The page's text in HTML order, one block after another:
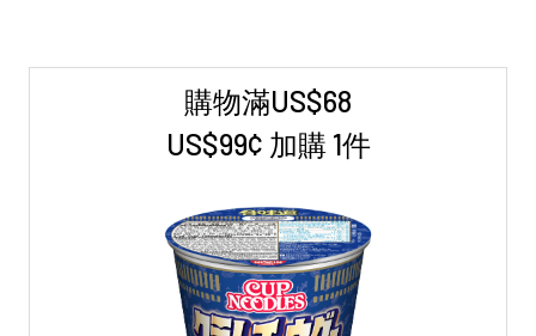
購物滿US$68
US$99¢ 加購 1件